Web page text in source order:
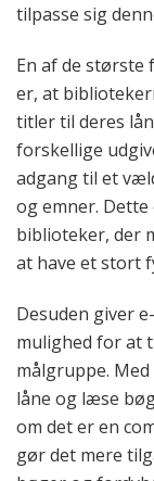
tilpasse sig
En af de største
er, at
titler til deres
forskellige
adgang til et
og emner.
biblioteker, der
at have et stort
Desuden giver
mulighed for at
målgruppe.
låne og læse
om det er en
gør det mere